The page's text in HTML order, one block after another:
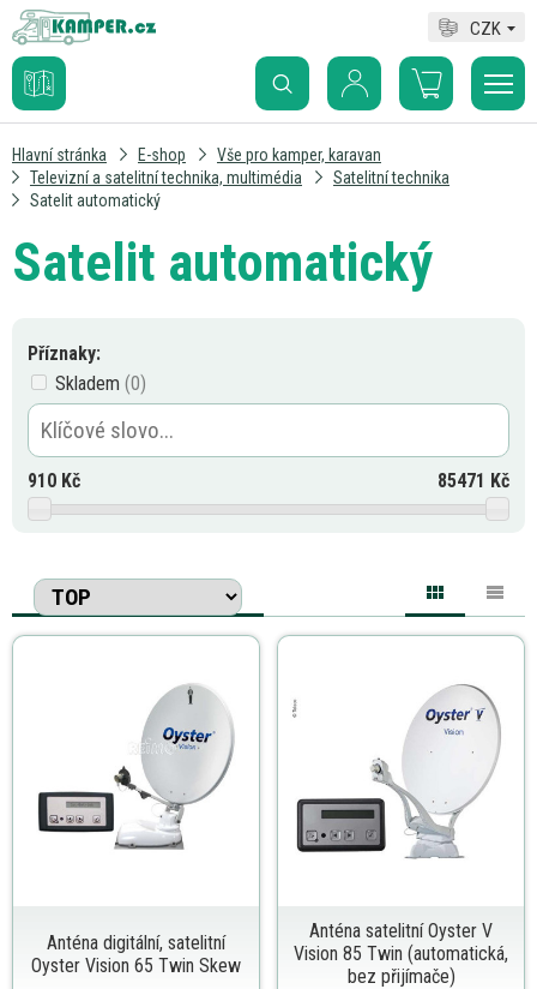
CZK
Hlavní stránka E-shop
Vše pro kamper, karavan
Televizní a satelitní technika, multimédia
Satelitní technika
Satelit automatický
Satelit automatický
Příznaky:
Skladem
910 Kč 85471 Kč
Anténa digitální, satelitní
Oyster Vision 65 Twin Skew
Anténa satelitní Oyster V
Vision 85 Twin (automatická,
bez přijímače)